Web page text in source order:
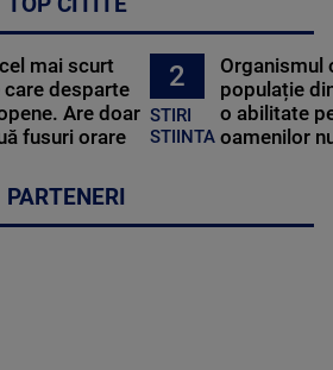
mai scurt
desparte
Are doar
fusuri orare
2
STIRI
STIINTA
Organismul
populație
o abilitate
oamenilor
PARTENERI